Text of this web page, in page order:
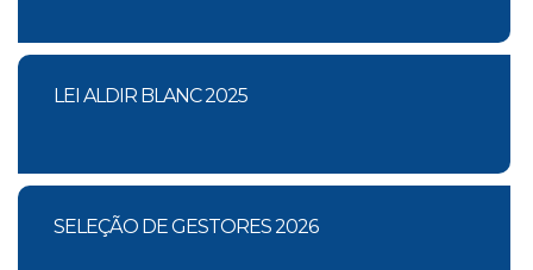
LEI ALDIR BLANC 2025
SELEÇÃO DE GESTORES 2026